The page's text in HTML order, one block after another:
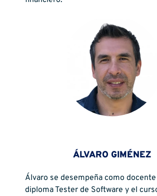
ÁLVARO GIMÉNEZ
Álvaro se desempeña como
diploma Tester de Software y el